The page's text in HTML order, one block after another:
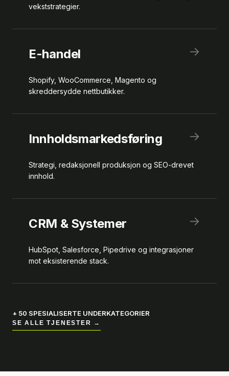
vekststrategier.
E-handel →
Shopify, WooCommerce, Magento og
skreddersydde nettbutikker.
Innholdsmarkedsføring →
Strategi, redaksjonell produksjon og SEO-drevet
innhold.
CRM & Systemer →
HubSpot, Salesforce, Pipedrive og integrasjoner
mot eksisterende stack.
+ 50 SPESIALISERTE UNDERKATEGORIER
SE ALLE TJENESTER →